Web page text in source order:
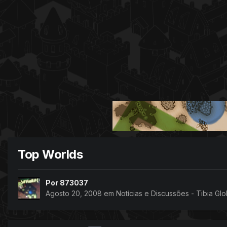
Top Worlds
Por 873037
Agosto 20, 2008 em Notícias e Discussões - Tibia